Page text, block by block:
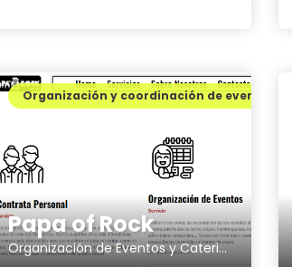
Papa of Rock
Organización de Eventos y Catering profesional
Organización y coordinación de eventos